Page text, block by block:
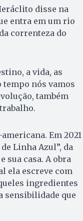
disse na
entra em um rio
correnteza do
a vida, as
tempo nós vamos
também
Em 2021
Linha Azul”, da
sua casa. A obra
ela escreve com
ingredientes
sensibilidade que